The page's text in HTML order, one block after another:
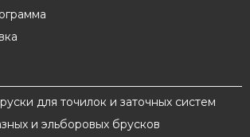
для точилок и заточных систем
и эльборовых брусков